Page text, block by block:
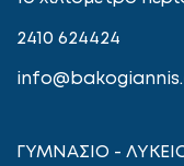
2410 624424
ΓΥΜΝΑΣΙΟ -